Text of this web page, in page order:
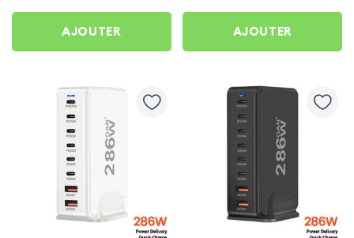
AJOUTER AJOUTER